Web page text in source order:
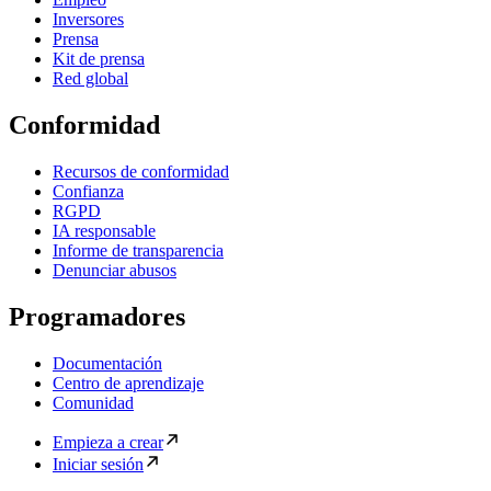
Inversores
Prensa
Kit de prensa
Red global
Conformidad
Recursos de conformidad
Confianza
RGPD
IA responsable
Informe de transparencia
Denunciar abusos
Programadores
Documentación
Centro de aprendizaje
Comunidad
Empieza a crear
Iniciar sesión